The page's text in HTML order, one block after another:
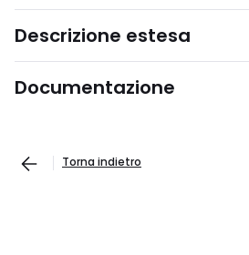
Descrizione estesa
Documentazione
Torna indietro